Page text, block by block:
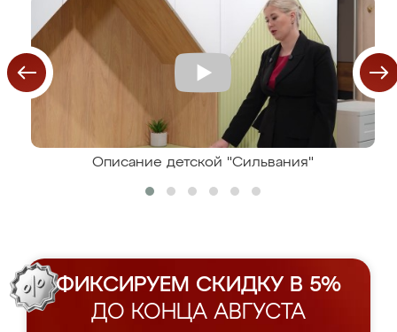
Описание детской "Сильвания"
ФИКСИРУЕМ СКИДКУ В 5%
ДО КОНЦА АВГУСТА